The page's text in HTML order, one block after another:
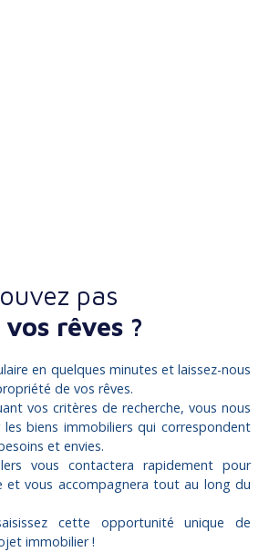
pas
rêves ?
en quelques minutes et laissez-nous
de vos rêves.
vos critères de recherche, vous nous
biens immobiliers qui correspondent
et envies.
vous contactera rapidement pour
et vous accompagnera tout au long du
cette opportunité unique de
immobilier !